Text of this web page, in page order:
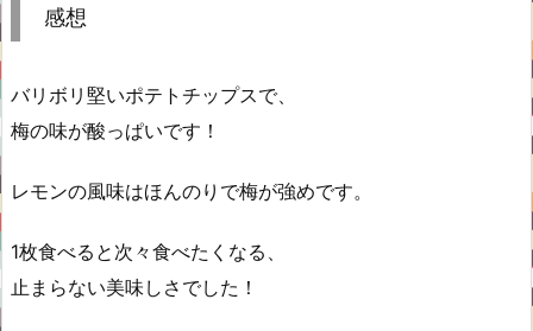
感想
バリボリ堅いポテトチップスで、
梅の味が酸っぱいです！
レモンの風味はほんのりで梅が強めです。
1枚食べると次々食べたくなる、
止まらない美味しさでした！